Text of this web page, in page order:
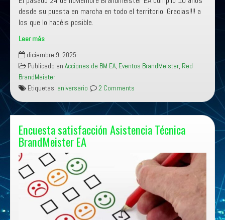
El pasado 24 de noviembre Brandmeister EA cumplió 10 años
desde su puesta en marcha en todo el territorio. Gracias!!!! a
los que lo hacéis posible.
10º
Aniversario
de
BrandMeister
EA
diciembre 9, 2025
, ,
Etiquetas:
Encuesta satisfacción Asistencia Técnica
BrandMeister EA